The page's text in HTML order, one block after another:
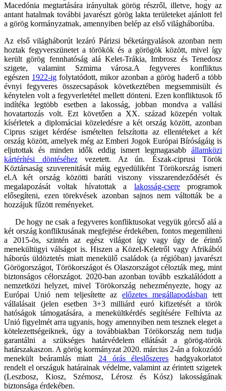
Macedónia megtartására irányultak görög részről, illetve, hogy az
antant hatalmak további javarészt görög lakta területeket ajánlott fel
a görög kormányzatnak, amennyiben belép az első világháborúba.
Az első világháborút lezáró Párizsi béketárgyalások azonban nem
hoztak fegyverszünetet a törökök és a görögök között, mivel így
került görög fennhatóság alá Kelet-Trákia, Imbrosz és Tenedosz
szigete, valamint Szmirna városa.A fegyveres konfliktus
egészen 1922-ig folytatódott, mikor azonban a görög haderő a több
évnyi fegyveres összecsapások következtében megsemmisült és
kénytelen volt a fegyverletétel mellett dönteni. Ezen konfliktusok fő
indítéka legtöbb esetben a lakosság, jobban mondva a vallási
hovatartozás volt. Ezt követően a XX. század közepén voltak
kísérletek a diplomáciai közeledésre a két ország között, azonban
Ciprus sziget kérdése ismételten felszította az ellentéteket a két
ország között, amelyek még az Emberi Jogok Európai Bíróságáig is
eljutottak és minden idők eddig ismert legmagasabb államközi
kártérítési döntéséhezvezetett. Az ún. Észak-ciprusi Török
Köztársaság szuverenitását máig egyedüliként Törökország ismeri
el.A két ország közötti baráti viszony visszarendeződését és
megalapozását voltak hívatottak a lakosság-csereprogramok
elősegíteni, ezen törekvések azonban sajnos nem váltották be a
hozzájuk fűzött reményeket.
De hogy ne csak a fegyveres konfliktusokat vegyük górcső alá a
két ország konfliktusának megfejtése érdekében, fontos megemlíteni
a 2015-ös, szintén az egész világot így vagy úgy de érintő
menekültügyi válságot is. Hiszen a Közel-Keletről vagy Afrikából
háborús üldöztetés miatt menekülő családok (a régióban) javarészt
Görögországot, Törökországot és Olaszországot célozták meg, mint
biztonságos célországot. 2020-ban azonban tovább eszkalálódott a
nemzetközi helyzet, mivel Törökország nehezményezte, hogy az
Európai Unió nem teljesítette azelőzetes megállapodásban tett
vállalásait (jelen esetben 3+3 milliárd euró kifizetését a török
hatóságok támogatására, a menekültkérdés segítésére Felhívta az
Unió figyelmét arra ugyanis, hogy amennyiben nem tesznek eleget a
kötelezettségeiknek, úgy a továbbiakban Törökország nem tudja
garantálni a szükséges határvédelem ellátását a görög-török
határszakaszon. A görög kormányzat 2020. március 2-án a fokozódó
menekült beáramlás miatt 24 órás éleslőszeres hadgyakorlatot
rendelt el országuk határainak védelme, valamint az érintett szigetek
(Leszbosz, Kiosz, Szémosz, Lérosz és Kósz) lakosságának
biztonsága érdekében.